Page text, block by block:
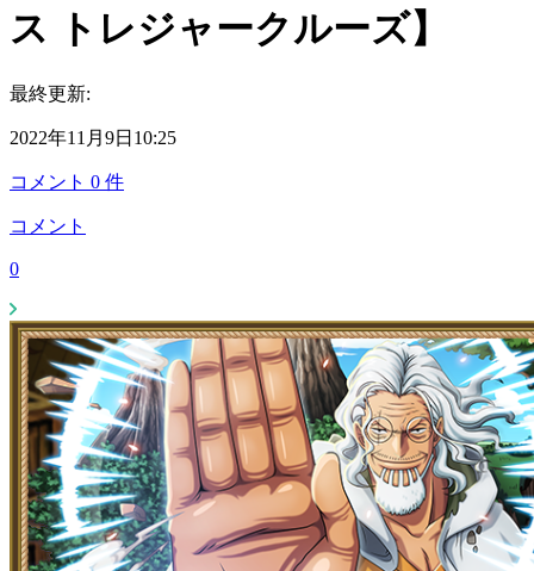
ス トレジャークルーズ】
最終更新:
2022年11月9日10:25
コメント 0 件
コメント
0